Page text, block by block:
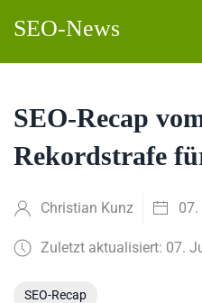
SEO-News
SEO-Recap
Rekordstrafe
Christian Kunz
Zuletzt aktualisiert: 07.
SEO-Recap